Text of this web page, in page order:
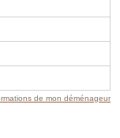
de mon déménageur